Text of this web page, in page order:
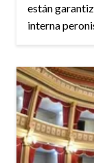
están
interna